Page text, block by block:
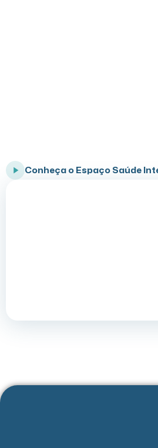
Conheça o Espaço Saúde